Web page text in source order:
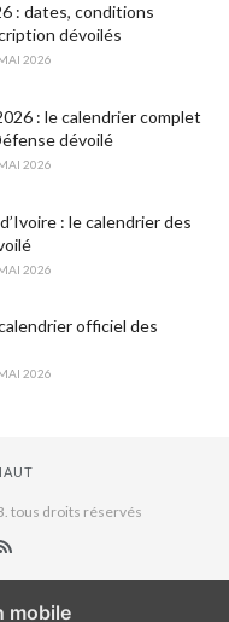
: dates, conditions
dévoilés
2026
: le calendrier complet
dévoilé
2026
: le calendrier des
2026
officiel des
2026
tous droits réservés
mobile